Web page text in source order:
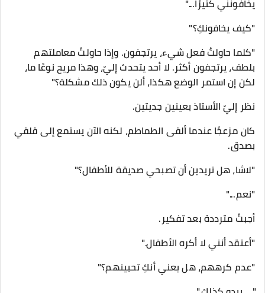
يخافونني كثيرًا..."
"كيف يخافونكِ؟"
"كلما حاولتُ فعل شيء، يرتجفون. وإذا حاولتُ معاملتهم
بلطف، يرتجفون أكثر. لا أحد يتحدث إليّ، وهذا مريح نوعًا ما،
لكن إن استمر الوضع هكذا، ألن يكون ذلك مشكلة؟"
نظر إليّ الأستاذ بعينين جديتين.
كان مزعجًا عندما ألقى الطماطم، لكنه الآن يستمع إلى قلقي
بصدق.
"لاشا، هل تريدين أن تصبحي صديقة للأطفال؟"
"نعم..."
أجبتُ مترددة بعد تفكير.
"أعتقد أنني لا أكره الأطفال."
"عدم كرههم، هل يعني أنكِ تحبينهم؟"